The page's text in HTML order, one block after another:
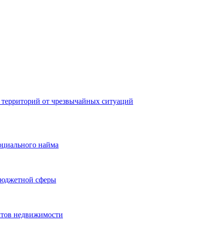
от чрезвычайных ситуаций
найма
сферы
недвижимости